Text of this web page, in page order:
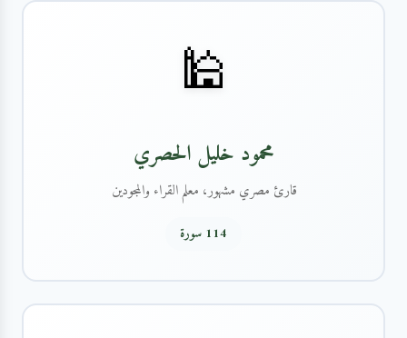
🕌
محمود خليل الحصري
قارئ مصري مشهور، معلم القراء والمجودين
114 سورة